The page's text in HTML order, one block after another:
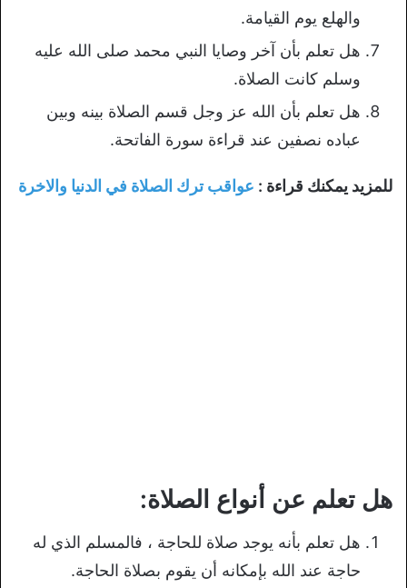
والهلع يوم القيامة.
هل تعلم بأن آخر وصايا النبي محمد صلى الله عليه
وسلم كانت الصلاة.
هل تعلم بأن الله عز وجل قسم الصلاة بينه وبين
عباده نصفين عند قراءة سورة الفاتحة.
للمزيد يمكنك قراءة : عواقب ترك الصلاة في الدنيا والاخرة
هل تعلم عن أنواع الصلاة:
هل تعلم بأنه يوجد صلاة للحاجة ، فالمسلم الذي له
حاجة عند الله بإمكانه أن يقوم بصلاة الحاجة.